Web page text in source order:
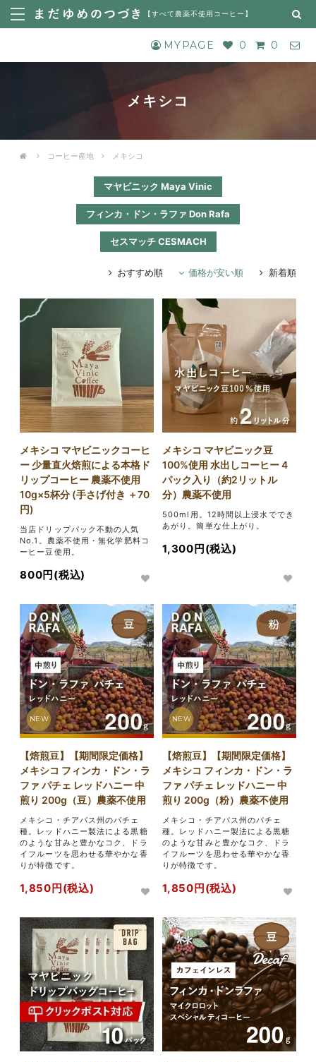
【すべて農薬不使用コーヒー 】
MYPAGE 0 0
メキシコ
コーヒー産地 メキシコ
マヤビニック Maya Vinic
フィンカ・ドン・ラファ Don Rafa
セスマッチ CESMACH
おすすめ順 価格が安い順 新着順
メキシコ マヤビニックコーヒ
ー 少量直火焙煎による本格ド
リップコーヒー 農薬不使用
10g×5杯分 (手さげ付き ＋70
円)
当店ドリップパック不動の人気
No.1。農薬不使用・無化学肥料コ
ーヒー豆使用。
800円(税込)
メキシコ マヤビニック豆
100%使用 水出しコーヒー 4
パック入り（約2リットル
分）農薬不使用
500ml用。12時間以上浸水ででき
あがり。簡単な仕上がり。
1,300円(税込)
NEW
【焙煎豆】【期間限定価格】
メキシコ フィンカ・ドン・ラ
ファ パチェ レッドハニー 中
煎り 200g（豆）農薬不使用
メキシコ・チアパス州のパチェ
種。レッドハニー製法による黒糖
のような甘みと豊かなコク、ドラ
イフルーツを思わせる華やかな香
りが特徴です。
1,850円(税込)
NEW
【焙煎豆】【期間限定価格】
メキシコ フィンカ・ドン・ラ
ファ パチェ レッドハニー 中
煎り 200g（粉）農薬不使用
メキシコ・チアパス州のパチェ
種。レッドハニー製法による黒糖
のような甘みと豊かなコク、ドラ
イフルーツを思わせる華やかな香
りが特徴です。
1,850円(税込)